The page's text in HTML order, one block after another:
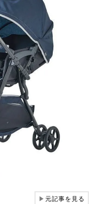
▶元記事を見る